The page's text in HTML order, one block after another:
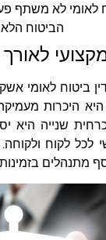
לא משתף
הביטוח
מקצועי
ביטוח לאומי
היכרות
שנייה היא
לכל לקוח
מתנהלים